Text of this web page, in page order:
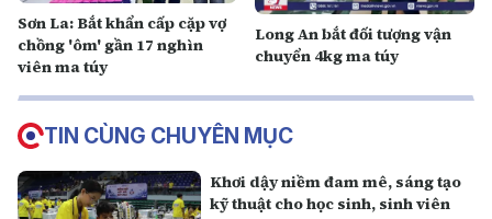
Sơn La: Bắt khẩn cấp cặp vợ
chồng 'ôm' gần 17 nghìn
viên ma túy
Long An bắt đối tượng vận
chuyển 4kg ma túy
TIN CÙNG CHUYÊN MỤC
Khơi dậy niềm đam mê, sáng tạo
kỹ thuật cho học sinh, sinh viên